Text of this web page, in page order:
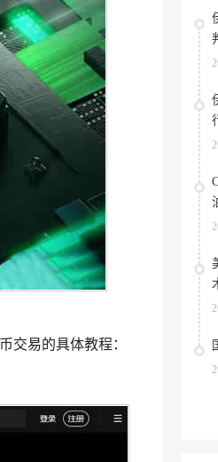
交易的具体教程：